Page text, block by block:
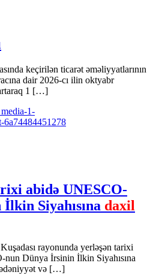
keçirilən ticarət əməliyyatlarının
dair 2026-cı ilin oktyabr
1 […]
abidə UNESCO-
Siyahısına daxil
rayonunda yerləşən tarixi
Dünya İrsinin İlkin Siyahısına
və […]